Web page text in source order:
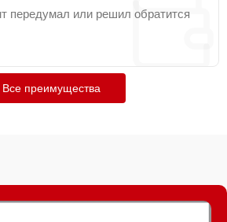
передумал или решил обратится
Все преимущества